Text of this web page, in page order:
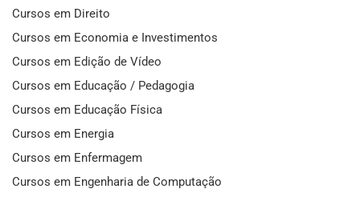
Cursos em Direito
Cursos em Economia e Investimentos
Cursos em Edição de Vídeo
Cursos em Educação / Pedagogia
Cursos em Educação Física
Cursos em Energia
Cursos em Enfermagem
Cursos em Engenharia de Computação